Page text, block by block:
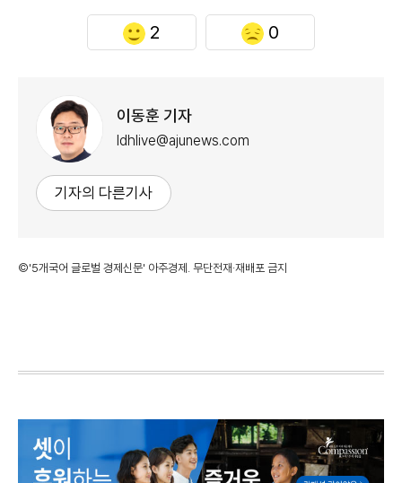
2 0
이동훈 기자
ldhlive@ajunews.com
기자의 다른기사
©'5개국어 글로벌 경제신문' 아주경제. 무단전재·재배포 금지